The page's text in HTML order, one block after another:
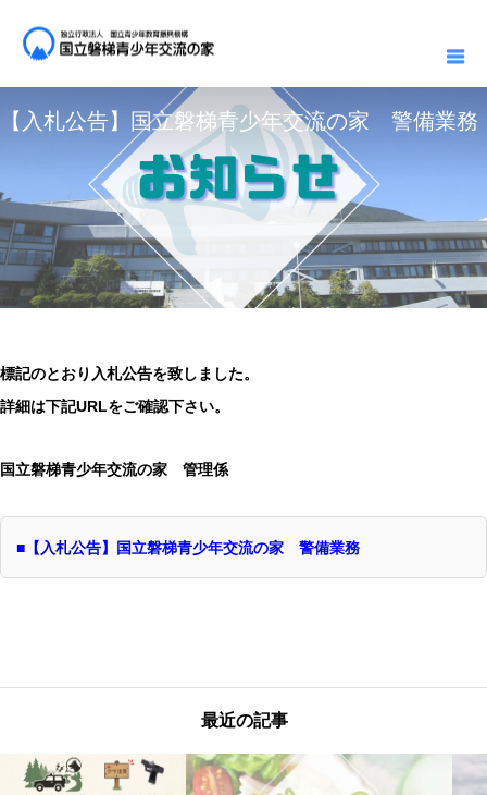
2025.01.28
【入札公告】国立磐梯青少年交流の家 警備業務
標記のとおり入札公告を致しました。
詳細は下記URLをご確認下さい。
国立磐梯青少年交流の家 管理係
■【入札公告】国立磐梯青少年交流の家 警備業務
最近の記事